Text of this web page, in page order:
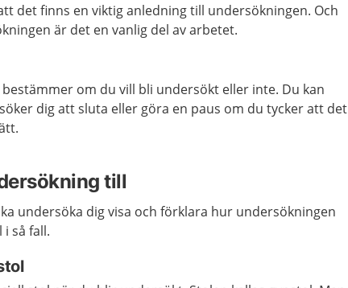
det finns en viktig anledning till undersökningen. Och
är det en vanlig del av arbetet.
om du vill bli undersökt eller inte. Du kan
dig att sluta eller göra en paus om du tycker att det
till
undersöka dig visa och förklara hur undersökningen
så fall.